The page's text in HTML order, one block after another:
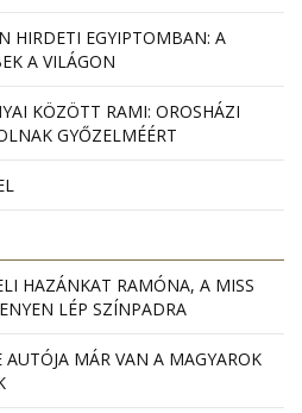
HIRDETI EGYIPTOMBAN: A
A VILÁGON
KÖZÖTT RAMI: OROSHÁZI
GYŐZELMÉÉRT
HAZÁNKAT RAMÓNA, A MISS
LÉP SZÍNPADRA
AUTÓJA MÁR VAN A MAGYAROK